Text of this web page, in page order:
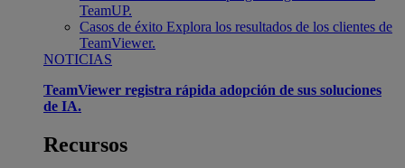
TeamUP.
Casos de éxito Explora los resultados de los clientes de
TeamViewer.
NOTICIAS
TeamViewer registra rápida adopción de sus soluciones
de IA.
Recursos